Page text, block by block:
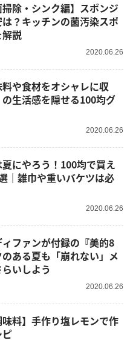
掃除・シンク編】スポンジ
？キッチンの菌汚染スポ
説
2020.06.26
や食材をオシャレに収
生活感を隠せる100均グ
2020.06.26
にやろう！100均で買え
｜雑巾や重いバケツは必
2020.06.26
ファンが付録の『美的8
ある夏も「崩れない」メ
いしよう
2020.06.26
味料】手作り塩レモンで作